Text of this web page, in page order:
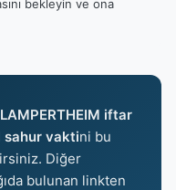
bekleyin ve ona
LAMPERTHEIM iftar
sahur vaktini bu
Diğer
bulunan linkten